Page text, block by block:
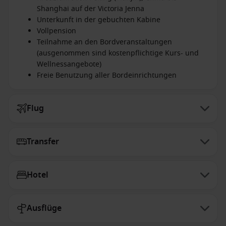
Spaziergangs das moderne Pudong-Viertel und ehemalige
französische Konzession erkunden.
Verpflegung: Frühstück, Mittagessen
Tag 15: Sie werden von Ihrem Hotel in Shanghai abgeholt
und zum Flughafen gebracht, von wo aus Sie wieder zurück
nach Deutschland fliegen.
Verpflegung: Frühstück
Shanghai auf der Victoria Jenna
Unterkunft in der gebuchten Kabine
Vollpension
Teilnahme an den Bordveranstaltungen
(ausgenommen sind kostenpflichtige Kurs- und
Wellnessangebote)
Freie Benutzung aller Bordeinrichtungen
Flug
Transfer
Hotel
Ausflüge